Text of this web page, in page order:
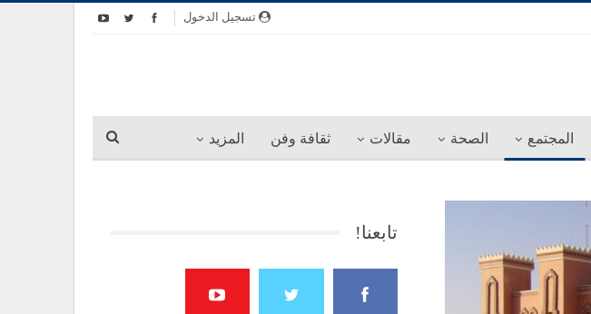
تسجيل الدخول
المجتمع الصحة مقالات ثقافة وفن المزيد
تابعنا!